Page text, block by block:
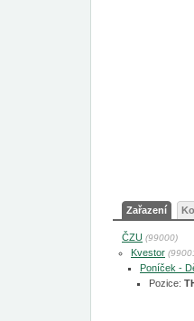
Zařazení
ČZU (99000)
Kvestor
Poníček -
Pozice: